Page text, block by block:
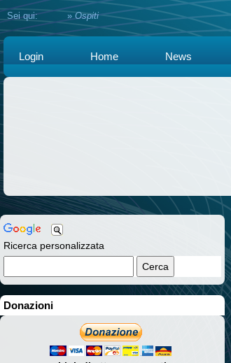
Sei qui:Home »Ospiti
Login Home News
Ricerca personalizzata
Donazioni